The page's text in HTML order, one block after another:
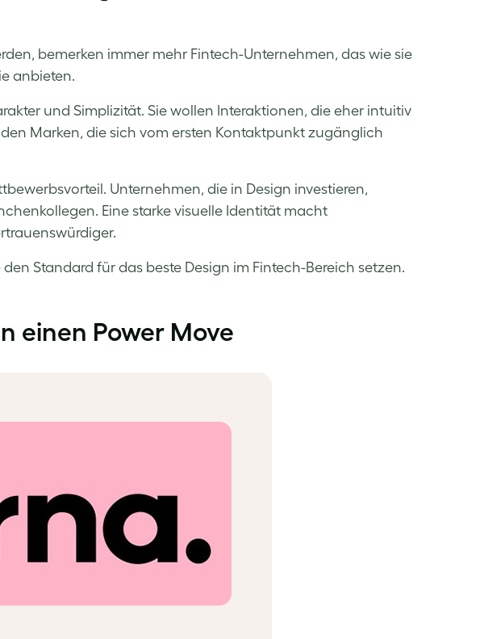
bemerken immer mehr Fintech-Unternehmen, das wie sie
anbieten.
und Simplizität. Sie wollen Interaktionen, die eher intuitiv
Marken, die sich vom ersten Kontaktpunkt zugänglich
Unternehmen, die in Design investieren,
Eine starke visuelle Identität macht
Standard für das beste Design im Fintech-Bereich setzen.
einen Power Move